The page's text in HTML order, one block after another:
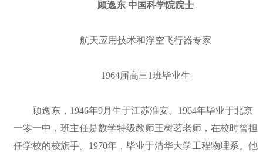
顾逸东 中国科学院院士
航天应用技术和浮空飞行器专家
1964届高三1班毕业生
顾逸东，1946年9月生于江苏淮安。1964年毕业于北京
一零一中，班主任是数学特级教师王树茗老师，在校时曾担
任学校的校旗手。1970年，毕业于清华大学工程物理系。他